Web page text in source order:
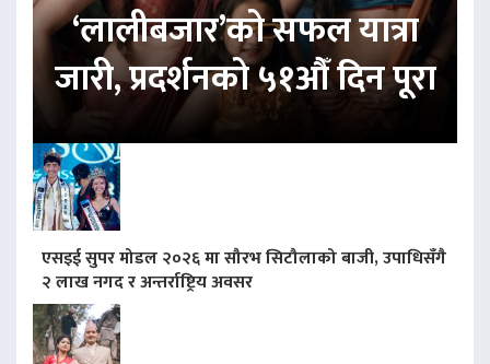
‘लालीबजार’को सफल यात्रा
जारी, प्रदर्शनको ५१औँ दिन पूरा
एसइई सुपर मोडल २०२६ मा सौरभ सिटौलाको बाजी, उपाधिसँगै
२ लाख नगद र अन्तर्राष्ट्रिय अवसर